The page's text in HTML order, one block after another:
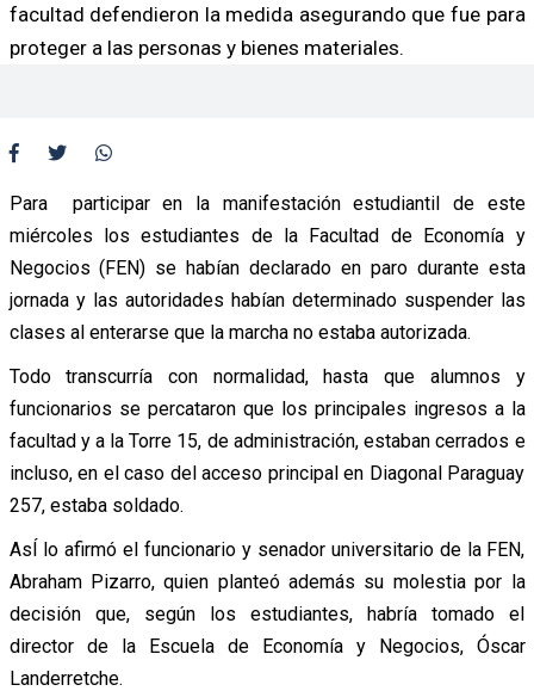
facultad defendieron la medida asegurando que fue para
proteger a las personas y bienes materiales.
Para participar en la manifestación estudiantil de este
miércoles los estudiantes de la Facultad de Economía y
Negocios (FEN) se habían declarado en paro durante esta
jornada y las autoridades habían determinado suspender las
clases al enterarse que la marcha no estaba autorizada.
Todo transcurría con normalidad, hasta que alumnos y
funcionarios se percataron que los principales ingresos a la
facultad y a la Torre 15, de administración, estaban cerrados e
incluso, en el caso del acceso principal en Diagonal Paraguay
257, estaba soldado.
AsÍ lo afirmó el funcionario y senador universitario de la FEN,
Abraham Pizarro, quien planteó además su molestia por la
decisión que, según los estudiantes, habría tomado el
director de la Escuela de Economía y Negocios, Óscar
Landerretche.